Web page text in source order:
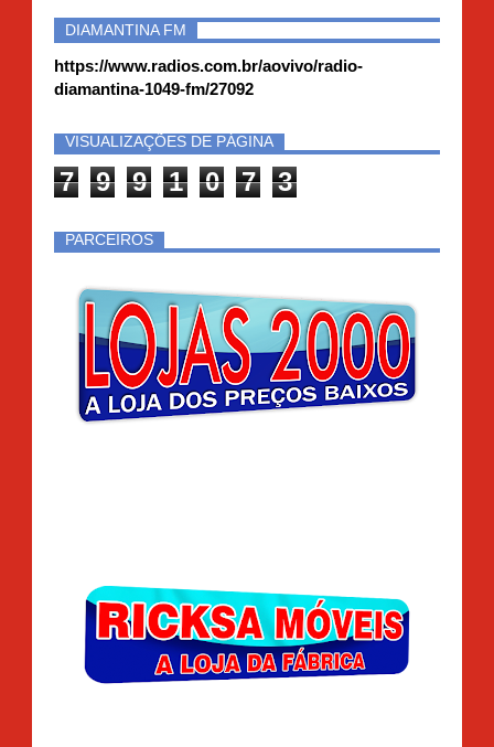
DIAMANTINA FM
https://www.radios.com.br/aovivo/radio-
diamantina-1049-fm/27092
VISUALIZAÇÕES DE PÁGINA
7 9 9 1 0 7 3
PARCEIROS